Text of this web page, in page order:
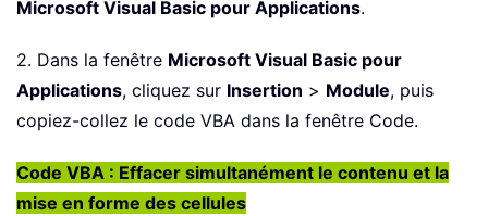
Microsoft Visual Basic pour Applications.
2. Dans la fenêtre Microsoft Visual Basic pour
Applications, cliquez sur Insertion > Module, puis
copiez-collez le code VBA dans la fenêtre Code.
Code VBA : Effacer simultanément le contenu et la
mise en forme des cellules